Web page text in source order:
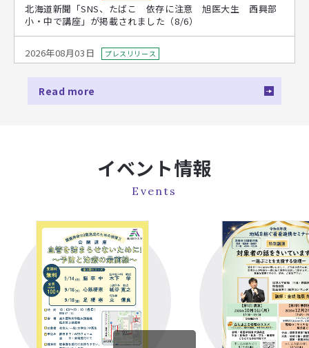
北海道新聞「SNS、たばこ 依存に注意 旭医大生 西興部
小・中で講座」が掲載されました（8/6）
2026年08月03日 プレスリリース
イベント情報
オープンキャンパス2026を開催しました
北海道新聞「新生児検査 重い免疫不全症発見」が掲載され
ました（7/22）
2026年07月21日 プレスリリース
「北海道初 拡大新生児スクリーニングで発見された重症複
合免疫不全症の赤ちゃんが無事に退院」 ～感染症発症前の診
断と早期さい帯血移植に成功～（小児科学講座）
2026年07月15日 プレスリリース
Read more
イベント情報
Events